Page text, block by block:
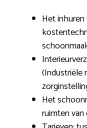
Het inhuren
(Industriële
Het
ruimten van